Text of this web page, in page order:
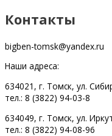
Контакты
bigben-tomsk@yandex.ru
Наши адреса:
634021, г. Томск, ул.
тел.: 8 (3822) 94-03-8
634049, г. Томск, ул.
тел.: 8 (3822) 94-08-96